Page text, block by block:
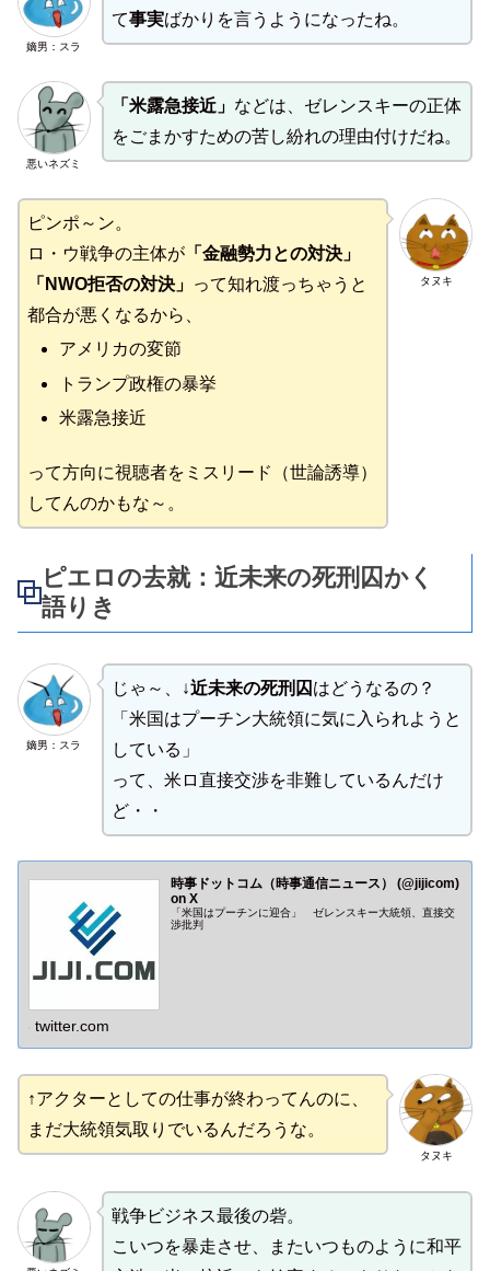
嫡男：スラ
て事実ばかりを言うようになったね。
悪いネズミ
「米露急接近」 などは、ゼレンスキーの正体
をごまかすための苦し紛れの理由付けだね。
タヌキ
ピンポ～ン。
ロ・ウ戦争の主体が 「金融勢力との対決」
「NWO拒否の対決」 って知れ渡っちゃうと
都合が悪くなるから、
アメリカの変節
トランプ政権の暴挙
米露急接近
って方向に視聴者をミスリード（世論誘導）
してんのかもな～。
ピエロの去就：近未来の死刑囚かく
語りき
嫡男：スラ
じゃ～、↓近未来の死刑囚 はどうなるの？
「米国はプーチン大統領に気に入られようと
している」
って、米ロ直接交渉を非難しているんだけ
ど・・
時事ドットコム（時事通信ニュース） (@jijicom)
on X
「米国はプーチンに迎合」 ゼレンスキー大統領、直接交
渉批判
twitter.com
タヌキ
↑アクターとしての仕事が終わってんのに、
まだ大統領気取りでいるんだろうな。
戦争ビジネス最後の砦。
こいつを暴走させ、またいつものように和平